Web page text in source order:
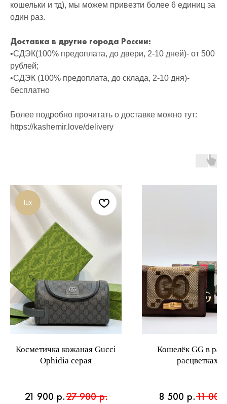
кошельки и тд), мы можем привезти более 6 единиц за
один раз.
Доставка в другие города России:
•СДЭК(100% предоплата, до двери, 2-10 дней)- от 500
рублей;
•СДЭК (100% предоплата, до склада, 2-10 дня)-
бесплатно
Более подробно прочитать о доставке можно тут:
https://kashemir.love/delivery
lux
Косметичка кожаная Gucci
Ophidia серая
21 900 р.27 900 р.
Кошелёк GG в
расцветках
8 500 р.11 000